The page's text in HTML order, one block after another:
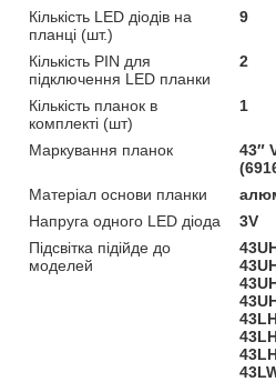
Кількість LED діодів на
планці (шт.)
9
Кількість PIN для
підключення LED планки
2
Кількість планок в
комплекті (шт)
1
Маркування планок
43″
Матеріал основи планки
Напруга одного LED діода
3V
Підсвітка підійде до
моделей